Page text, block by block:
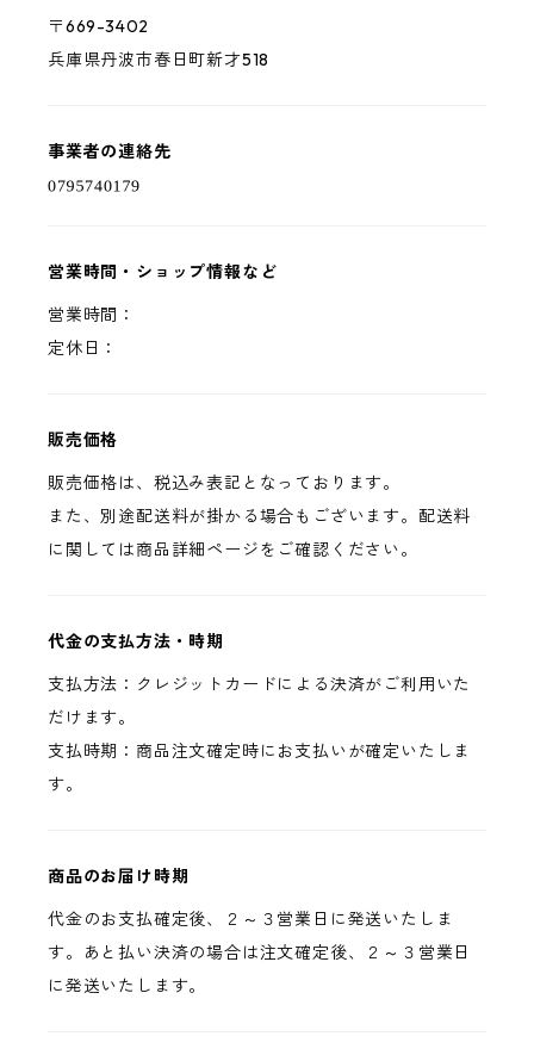
〒669-3402
兵庫県丹波市春日町新才518
事業者の連絡先
営業時間・ショップ情報など
営業時間：
定休日：
販売価格
販売価格は、税込み表記となっております。
また、別途配送料が掛かる場合もございます。配送料
に関しては商品詳細ページをご確認ください。
代金の支払方法・時期
支払方法：クレジットカードによる決済がご利用いた
だけます。
支払時期：商品注文確定時にお支払いが確定いたしま
す。
商品のお届け時期
代金のお支払確定後、２～３営業日に発送いたしま
す。あと払い決済の場合は注文確定後、２～３営業日
に発送いたします。